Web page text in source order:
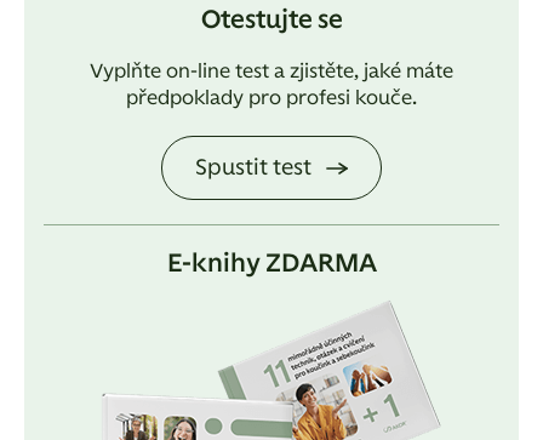
Otestujte se
Vyplňte on-line test a zjistěte, jaké máte
předpoklady pro profesi kouče.
Spustit test
E-knihy ZDARMA